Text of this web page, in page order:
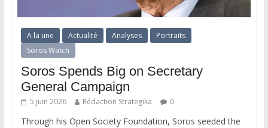
A la une Actualité Analyses
Portraits
Soros Watch
Soros Spends Big on Secretary
General Campaign
5 juin 2026 Rédaction Strategika 0
Through his Open Society Foundation, Soros seeded the